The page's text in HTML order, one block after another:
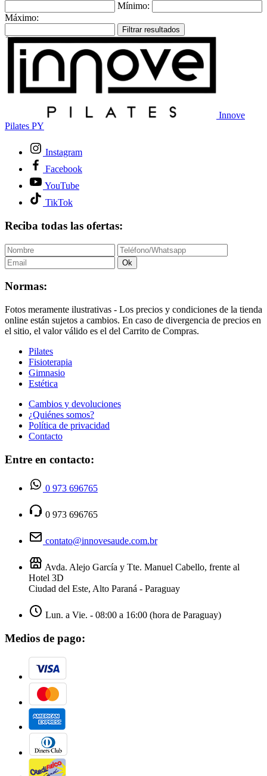
Mínimo:
Máximo:
Filtrar resultados
Innove
Pilates PY
Instagram
Facebook
YouTube
TikTok
Reciba todas las ofertas:
Ok
Normas:
Fotos meramente ilustrativas - Los precios y condiciones de la tienda
online están sujetos a cambios. En caso de divergencia de precios en
el sitio, el valor válido es el del Carrito de Compras.
Pilates
Fisioterapia
Gimnasio
Estética
Cambios y devoluciones
¿Quiénes somos?
Política de privacidad
Contacto
Entre en contacto:
0 973 696765
0 973 696765
contato@innovesaude.com.br
Avda. Alejo García y Tte. Manuel Cabello, frente al
Hotel 3D
Ciudad del Este, Alto Paraná - Paraguay
Lun. a Vie. - 08:00 a 16:00 (hora de Paraguay)
Medios de pago: